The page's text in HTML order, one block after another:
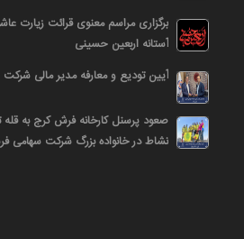
برگزاری مراسم معنوی قرائت زیارت
آستانه اربعین حسینی
آیین تودیع و معارفه مدیر مالی
صعود پرسنل کارخانه فرش کرج به قله
نشاط در خانواده بزرگ شرکت سهامی